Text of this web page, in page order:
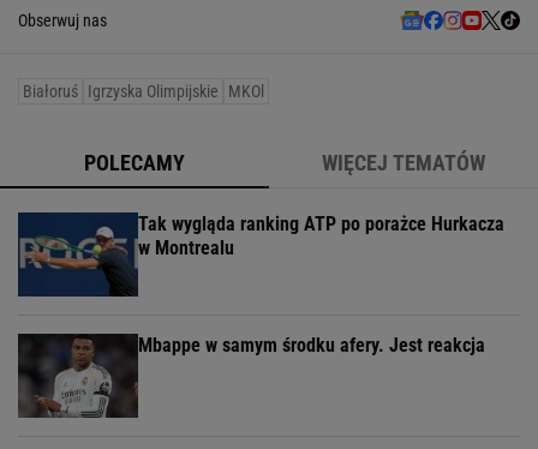
Obserwuj nas
Białoruś Igrzyska Olimpijskie MKOl
POLECAMY WIĘCEJ TEMATÓW
Tak wygląda ranking ATP po porażce Hurkacza
w Montrealu
Mbappe w samym środku afery. Jest reakcja